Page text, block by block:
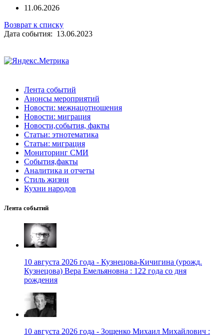
11.06.2026
Возврат к списку
Дата события: 13.06.2023
Лента событий
Анонсы мероприятий
Новости: межнацотношения
Новости: миграция
Новости,события, факты
Статьи: этнотематика
Статьи: миграция
Мониторинг СМИ
События,факты
Аналитика и отчеты
Стиль жизни
Кухни народов
Лента событий
10 августа 2026 года - Кузнецова-Кичигина (урожд.
Кузнецова) Вера Емельяновна : 122 года со дня
рождения
10 августа 2026 года - Зощенко Михаил Михайлович :